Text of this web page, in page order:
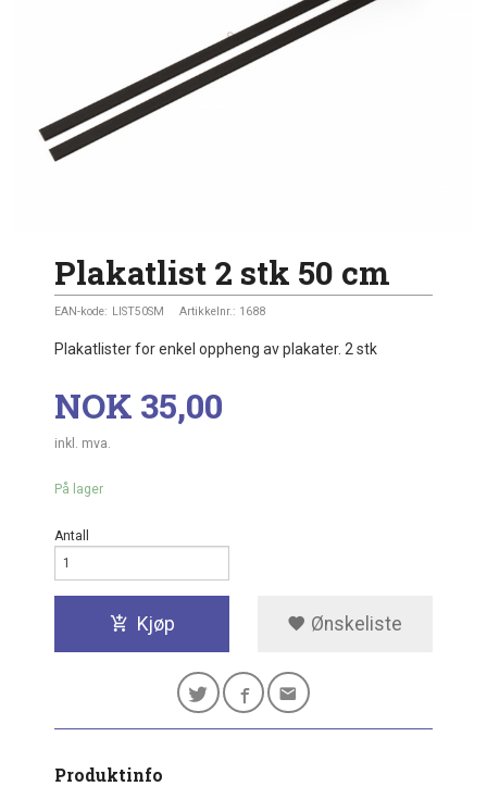
Plakatlist 2 stk 50 cm
EAN-kode: LIST50SM Artikkelnr.: 1688
Plakatlister for enkel oppheng av plakater. 2 stk
Pris
NOK 35,00
inkl. mva.
På lager
Antall
Kjøp Ønskeliste
Produktinfo